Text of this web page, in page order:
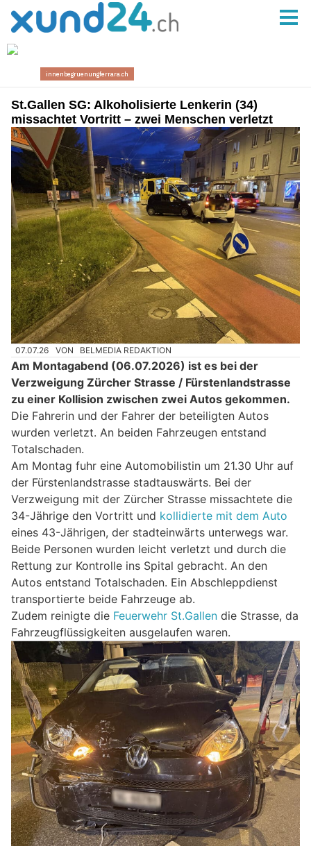
St.Gallen SG: Alkoholisierte Lenkerin (34)
missachtet Vortritt – zwei Menschen verletzt
07.07.26 VON BELMEDIA REDAKTION
Am Montagabend (06.07.2026) ist es bei der
Verzweigung Zürcher Strasse / Fürstenlandstrasse
zu einer Kollision zwischen zwei Autos gekommen.
Die Fahrerin und der Fahrer der beteiligten Autos
wurden verletzt. An beiden Fahrzeugen entstand
Totalschaden.
Am Montag fuhr eine Automobilistin um 21.30 Uhr auf
der Fürstenlandstrasse stadtauswärts. Bei der
Verzweigung mit der Zürcher Strasse missachtete die
34-Jährige den Vortritt und kollidierte mit dem Auto
eines 43-Jährigen, der stadteinwärts unterwegs war.
Beide Personen wurden leicht verletzt und durch die
Rettung zur Kontrolle ins Spital gebracht. An den
Autos entstand Totalschaden. Ein Abschleppdienst
transportierte beide Fahrzeuge ab.
Zudem reinigte die Feuerwehr St.Gallen die Strasse, da
Fahrzeugflüssigkeiten ausgelaufen waren.